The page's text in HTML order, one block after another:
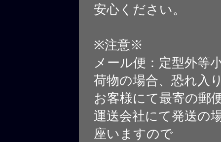
安心ください。
※注意※
メール便：定型外等
荷物の場合、恐れ入
お客様にて最寄の郵
運送会社にて発送の
座いますので